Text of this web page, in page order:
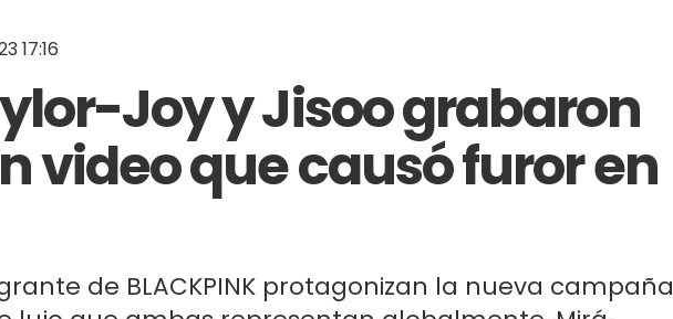
17:16
Joy y Jisoo grabaron
video que causó furor en
de BLACKPINK protagonizan la nueva campaña